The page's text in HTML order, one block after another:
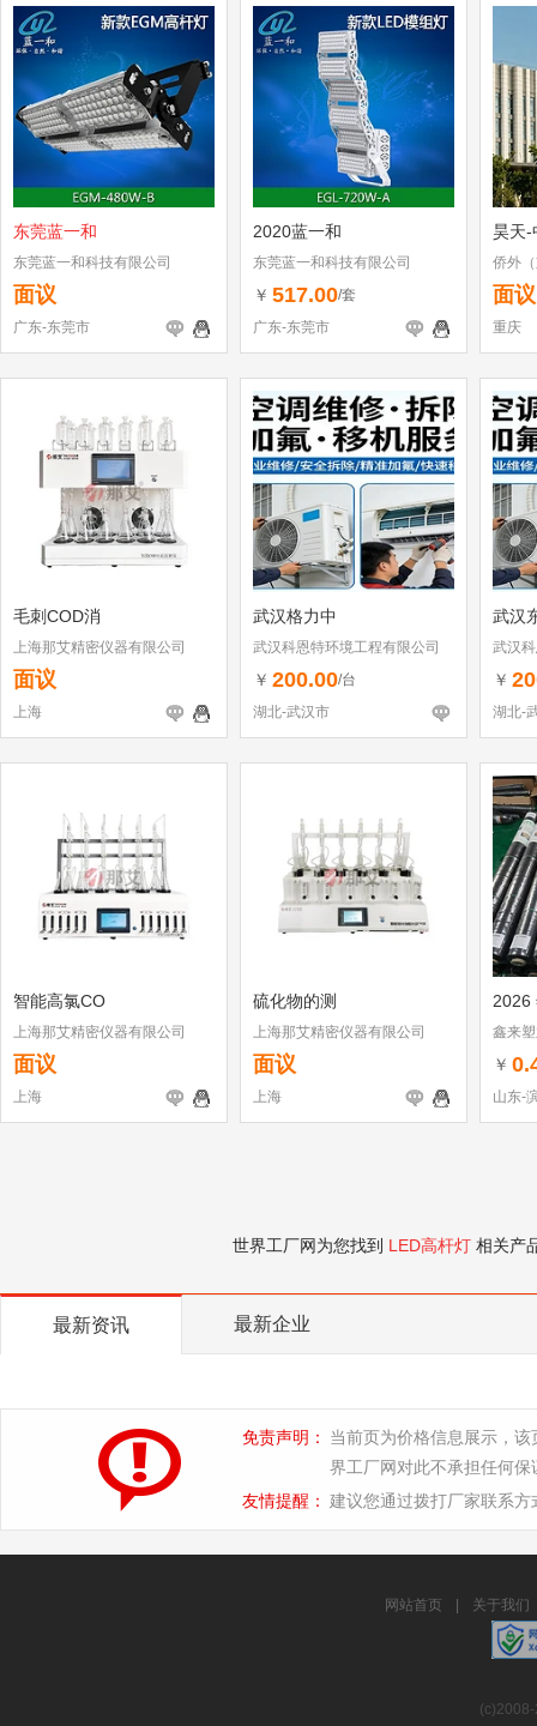
东莞蓝一和
东莞蓝一和科技有限公司
面议
广东-东莞市
2020蓝一和
东莞蓝一和科技有限公司
￥ 517.00/套
广东-东莞市
昊天-
侨外
面议
重庆
毛刺COD消
上海那艾精密仪器有限公司
面议
上海
武汉格力中
武汉科恩特环境工程有限公司
￥ 200.00/台
湖北-武汉市
武汉
武汉
￥
湖北-
智能高氯CO
上海那艾精密仪器有限公司
面议
上海
硫化物的测
上海那艾精密仪器有限公司
面议
上海
2026
鑫来
￥
山东-
世界工厂网为您找到 LED高杆灯 相关产
最新资讯 最新企业
免责声明：
当前页为价格信息展示，
界工厂网对此不承担任何保
友情提醒： 建议您通过拨打厂家联系
网站首页 关于我们